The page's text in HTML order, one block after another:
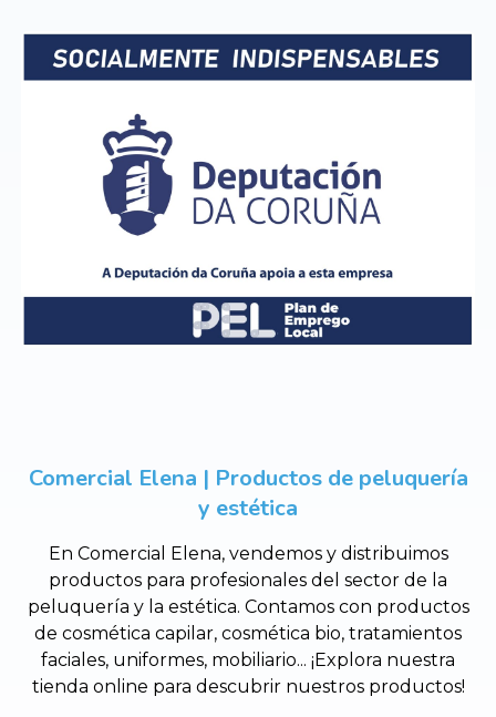
Comercial Elena | Productos de peluquería
y estética
En Comercial Elena, vendemos y distribuimos
productos para profesionales del sector de la
peluquería y la estética. Contamos con productos
de cosmética capilar, cosmética bio, tratamientos
faciales, uniformes, mobiliario... ¡Explora nuestra
tienda online para descubrir nuestros productos!